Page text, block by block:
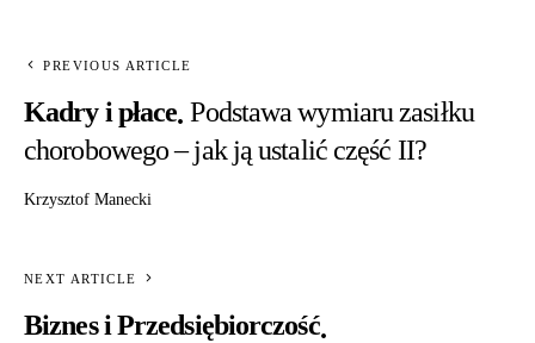
PREVIOUS ARTICLE
Kadry i płace Podstawa wymiaru zasiłku
chorobowego – jak ją ustalić część II?
Krzysztof Manecki
NEXT ARTICLE
Biznes i Przedsiębiorczość